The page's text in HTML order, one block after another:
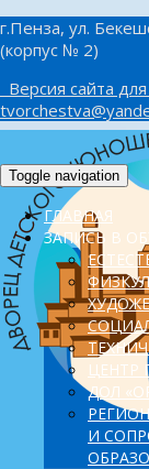
г.Пенза, ул.
(корпус № 2)
Версия сайта
Toggle navigation
ГЛАВНАЯ
ЗАПИСЬ В
ЦЕНТР
ДОЛ
И